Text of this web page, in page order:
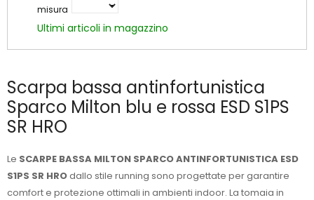
misura
Ultimi articoli in magazzino
Scarpa bassa antinfortunistica
Sparco Milton blu e rossa ESD S1PS
SR HRO
Le SCARPE BASSA MILTON SPARCO ANTINFORTUNISTICA ESD
S1PS SR HROdallo stile running sono progettate per garantire
comfort e protezione ottimali in ambienti indoor. La tomaia in